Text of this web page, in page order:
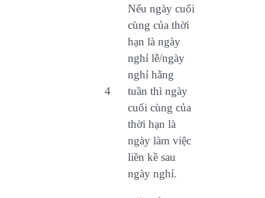
4
Nếu ngày cuối
cùng của thời
hạn là ngày
nghỉ lễ/ngày
nghỉ hằng
tuần thì ngày
cuối cùng của
thời hạn là
ngày làm việc
liền kề sau
ngày nghỉ.